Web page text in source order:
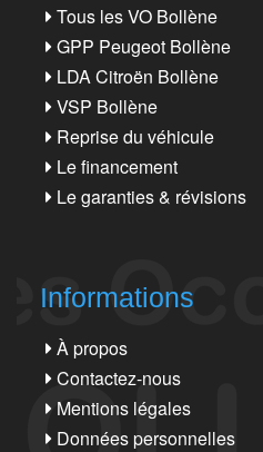
Tous les VO Bollène
GPP Peugeot Bollène
LDA Citroën Bollène
VSP Bollène
Reprise du véhicule
Le financement
Le garanties & révisions
Informations
À propos
Contactez-nous
Mentions légales
Données personnelles